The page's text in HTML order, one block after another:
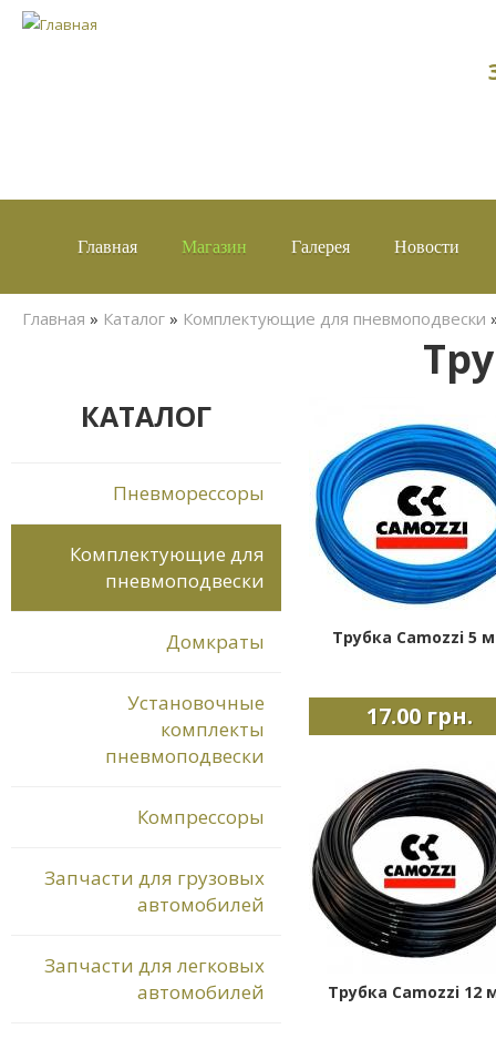
Главная Магазин Галерея Новости
Вы здесь
Главная » Каталог » Комплектующие для пневмоподвески
КАТАЛОГ
Пневморессоры
Комплектующие для
пневмоподвески
Домкраты
Установочные
комплекты
пневмоподвески
Компрессоры
Запчасти для грузовых
автомобилей
Запчасти для легковых
автомобилей
Трубка Camozzi 5
17.00 грн.
Трубка Camozzi 12